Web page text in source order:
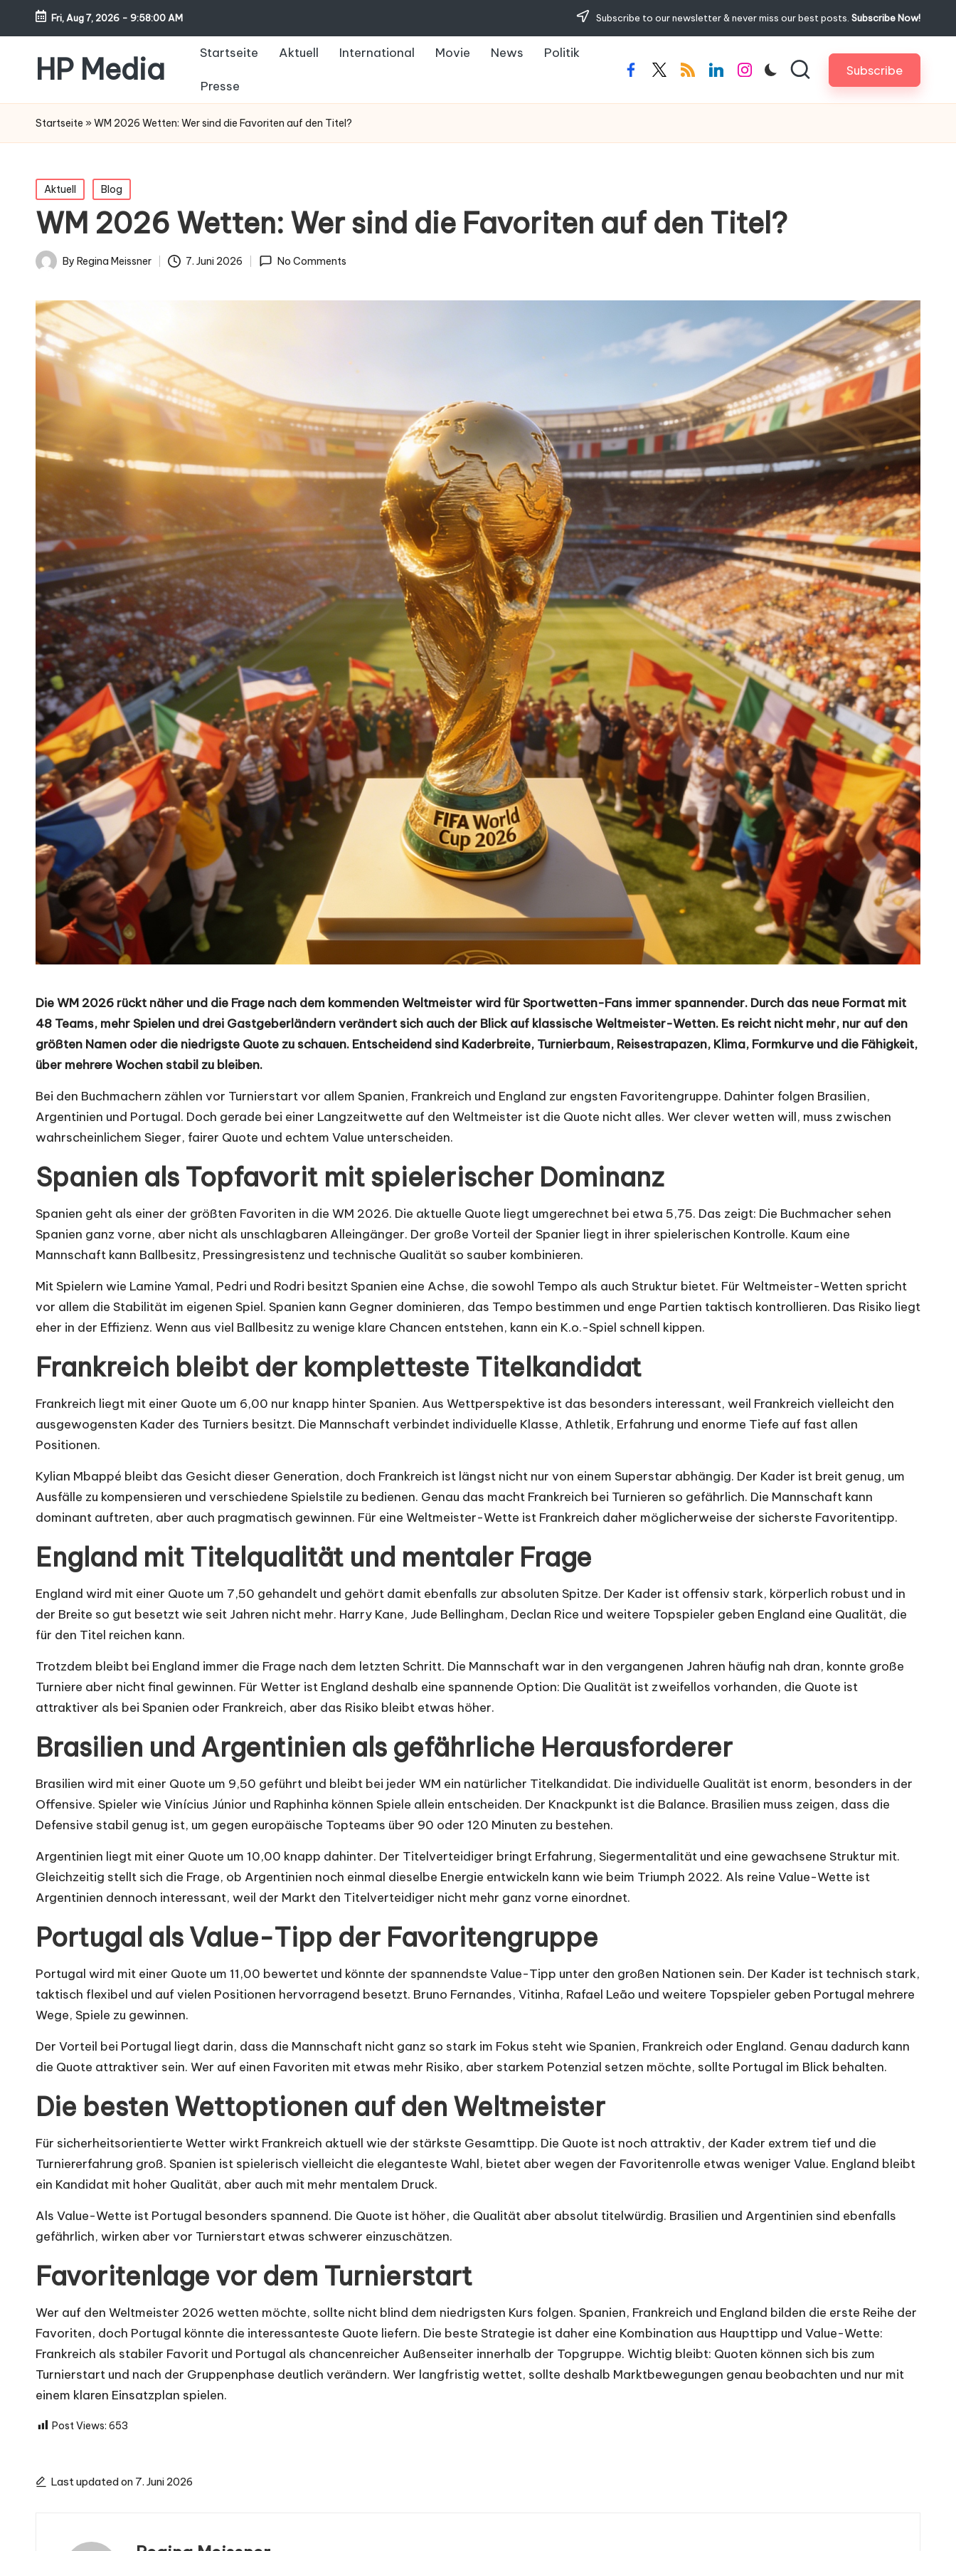
Fri, Aug 7, 2026 - 9:58:02 AM Subscribe to our newsletter & never miss our best posts. Subscribe Now!
HP Media Startseite Aktuell International Movie News Politik
Presse
facebook.com
twitter.com
rss.comlinkedin.com
instagram.com Subscribe
Startseite » WM 2026 Wetten: Wer sind die Favoriten auf den Titel?
Posted
in
Aktuell Blog
WM 2026 Wetten: Wer sind die Favoriten auf den Titel?
PostedBy Regina Meissner 7. Juni 2026 No Comments
Die WM 2026 rückt näher und die Frage nach dem kommenden Weltmeister wird für Sportwetten-Fans immer spannender. Durch das neue Format mit
48 Teams, mehr Spielen und drei Gastgeberländern verändert sich auch der Blick auf klassische Weltmeister-Wetten. Es reicht nicht mehr, nur auf den
größten Namen oder die niedrigste Quote zu schauen. Entscheidend sind Kaderbreite, Turnierbaum, Reisestrapazen, Klima, Formkurve und die Fähigkeit,
über mehrere Wochen stabil zu bleiben.
Bei den Buchmachern zählen vor Turnierstart vor allem Spanien, Frankreich und England zur engsten Favoritengruppe. Dahinter folgen Brasilien,
Argentinien und Portugal. Doch gerade bei einer Langzeitwette auf den Weltmeister ist die Quote nicht alles. Wer clever wetten will, muss zwischen
wahrscheinlichem Sieger, fairer Quote und echtem Value unterscheiden.
Spanien als Topfavorit mit spielerischer Dominanz
Spanien geht als einer der größten Favoriten in die WM 2026. Die aktuelle Quote liegt umgerechnet bei etwa 5,75. Das zeigt: Die Buchmacher sehen
Spanien ganz vorne, aber nicht als unschlagbaren Alleingänger. Der große Vorteil der Spanier liegt in ihrer spielerischen Kontrolle. Kaum eine
Mannschaft kann Ballbesitz, Pressingresistenz und technische Qualität so sauber kombinieren.
Mit Spielern wie Lamine Yamal, Pedri und Rodri besitzt Spanien eine Achse, die sowohl Tempo als auch Struktur bietet. Für Weltmeister-Wetten spricht
vor allem die Stabilität im eigenen Spiel. Spanien kann Gegner dominieren, das Tempo bestimmen und enge Partien taktisch kontrollieren. Das Risiko liegt
eher in der Effizienz. Wenn aus viel Ballbesitz zu wenige klare Chancen entstehen, kann ein K.o.-Spiel schnell kippen.
Frankreich bleibt der kompletteste Titelkandidat
Frankreich liegt mit einer Quote um 6,00 nur knapp hinter Spanien. Aus Wettperspektive ist das besonders interessant, weil Frankreich vielleicht den
ausgewogensten Kader des Turniers besitzt. Die Mannschaft verbindet individuelle Klasse, Athletik, Erfahrung und enorme Tiefe auf fast allen
Positionen.
Kylian Mbappé bleibt das Gesicht dieser Generation, doch Frankreich ist längst nicht nur von einem Superstar abhängig. Der Kader ist breit genug, um
Ausfälle zu kompensieren und verschiedene Spielstile zu bedienen. Genau das macht Frankreich bei Turnieren so gefährlich. Die Mannschaft kann
dominant auftreten, aber auch pragmatisch gewinnen. Für eine Weltmeister-Wette ist Frankreich daher möglicherweise der sicherste Favoritentipp.
England mit Titelqualität und mentaler Frage
England wird mit einer Quote um 7,50 gehandelt und gehört damit ebenfalls zur absoluten Spitze. Der Kader ist offensiv stark, körperlich robust und in
der Breite so gut besetzt wie seit Jahren nicht mehr. Harry Kane, Jude Bellingham, Declan Rice und weitere Topspieler geben England eine Qualität, die
für den Titel reichen kann.
Trotzdem bleibt bei England immer die Frage nach dem letzten Schritt. Die Mannschaft war in den vergangenen Jahren häufig nah dran, konnte große
Turniere aber nicht final gewinnen. Für Wetter ist England deshalb eine spannende Option: Die Qualität ist zweifellos vorhanden, die Quote ist
attraktiver als bei Spanien oder Frankreich, aber das Risiko bleibt etwas höher.
Brasilien und Argentinien als gefährliche Herausforderer
Brasilien wird mit einer Quote um 9,50 geführt und bleibt bei jeder WM ein natürlicher Titelkandidat. Die individuelle Qualität ist enorm, besonders in der
Offensive. Spieler wie Vinícius Júnior und Raphinha können Spiele allein entscheiden. Der Knackpunkt ist die Balance. Brasilien muss zeigen, dass die
Defensive stabil genug ist, um gegen europäische Topteams über 90 oder 120 Minuten zu bestehen.
Argentinien liegt mit einer Quote um 10,00 knapp dahinter. Der Titelverteidiger bringt Erfahrung, Siegermentalität und eine gewachsene Struktur mit.
Gleichzeitig stellt sich die Frage, ob Argentinien noch einmal dieselbe Energie entwickeln kann wie beim Triumph 2022. Als reine Value-Wette ist
Argentinien dennoch interessant, weil der Markt den Titelverteidiger nicht mehr ganz vorne einordnet.
Portugal als Value-Tipp der Favoritengruppe
Portugal wird mit einer Quote um 11,00 bewertet und könnte der spannendste Value-Tipp unter den großen Nationen sein. Der Kader ist technisch stark,
taktisch flexibel und auf vielen Positionen hervorragend besetzt. Bruno Fernandes, Vitinha, Rafael Leão und weitere Topspieler geben Portugal mehrere
Wege, Spiele zu gewinnen.
Der Vorteil bei Portugal liegt darin, dass die Mannschaft nicht ganz so stark im Fokus steht wie Spanien, Frankreich oder England. Genau dadurch kann
die Quote attraktiver sein. Wer auf einen Favoriten mit etwas mehr Risiko, aber starkem Potenzial setzen möchte, sollte Portugal im Blick behalten.
Die besten Wettoptionen auf den Weltmeister
Für sicherheitsorientierte Wetter wirkt Frankreich aktuell wie der stärkste Gesamttipp. Die Quote ist noch attraktiv, der Kader extrem tief und die
Turniererfahrung groß. Spanien ist spielerisch vielleicht die eleganteste Wahl, bietet aber wegen der Favoritenrolle etwas weniger Value. England bleibt
ein Kandidat mit hoher Qualität, aber auch mit mehr mentalem Druck.
Als Value-Wette ist Portugal besonders spannend. Die Quote ist höher, die Qualität aber absolut titelwürdig. Brasilien und Argentinien sind ebenfalls
gefährlich, wirken aber vor Turnierstart etwas schwerer einzuschätzen.
Favoritenlage vor dem Turnierstart
Wer auf den Weltmeister 2026 wetten möchte, sollte nicht blind dem niedrigsten Kurs folgen. Spanien, Frankreich und England bilden die erste Reihe der
Favoriten, doch Portugal könnte die interessanteste Quote liefern. Die beste Strategie ist daher eine Kombination aus Haupttipp und Value-Wette:
Frankreich als stabiler Favorit und Portugal als chancenreicher Außenseiter innerhalb der Topgruppe. Wichtig bleibt: Quoten können sich bis zum
Turnierstart und nach der Gruppenphase deutlich verändern. Wer langfristig wettet, sollte deshalb Marktbewegungen genau beobachten und nur mit
einem klaren Einsatzplan spielen.
Post Views: 653
Last updated on 7. Juni 2026